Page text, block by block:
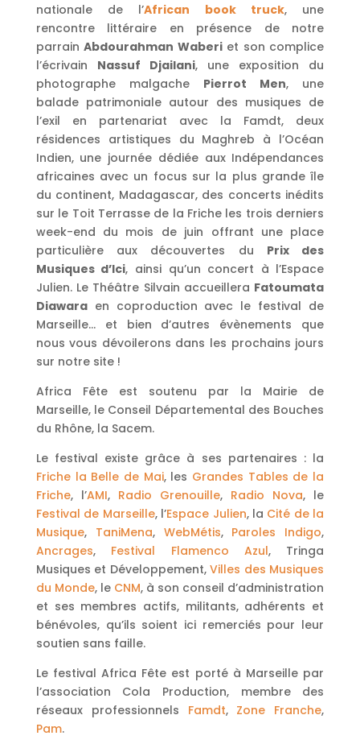
nationale de l’African book truck, une
rencontre littéraire en présence de notre
parrainAbdourahman Waberiet son complice
l’écrivain Nassuf Djailani, une exposition du
photographe malgache Pierrot Men, une
balade patrimoniale autour des musiques de
l’exil en partenariat avec la Famdt, deux
résidences artistiques du Maghreb à l’Océan
Indien, une journée dédiée aux Indépendances
africaines avec un focus sur la plus grande île
du continent, Madagascar, des concerts inédits
sur le Toit Terrasse de la Friche les trois derniers
week-end du mois de juin offrant une place
particulière aux découvertes du Prix des
Musiques d’Ici, ainsi qu’un concert à l’Espace
Julien. Le Théâtre Silvain accueillera Fatoumata
Diawaraen coproduction avec le festival de
Marseille… et bien d’autres évènements que
nous vous dévoilerons dans les prochains jours
sur notre site !
Africa Fête est soutenu par la Mairie de
Marseille, le Conseil Départemental des Bouches
du Rhône, la Sacem.
Le festival existe grâce à ses partenaires : la
Friche la Belle de Mai, les Grandes Tables de la
Friche, l’AMI, Radio Grenouille, Radio Nova, le
Festival de Marseille, l’Espace Julien, la Cité de la
Musique, TaniMena, WebMétis, Paroles Indigo,
Ancrages, Festival Flamenco Azul, Tringa
Musiques et Développement,Villes des Musiques
du Monde, le CNM, à son conseil d’administration
et ses membres actifs, militants, adhérents et
bénévoles, qu’ils soient ici remerciés pour leur
soutien sans faille.
Le festival Africa Fête est porté à Marseille par
l’association Cola Production, membre des
réseaux professionnels Famdt, Zone Franche,
Pam.